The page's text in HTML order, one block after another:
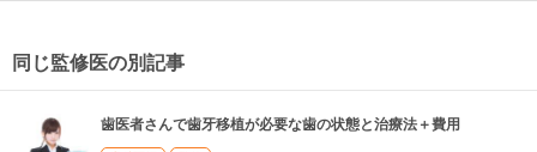
同じ監修医の別記事
歯医者さんで歯牙移植が必要な歯の状態と治療法＋費用